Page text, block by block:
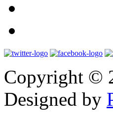
Copyright ©
Designed by